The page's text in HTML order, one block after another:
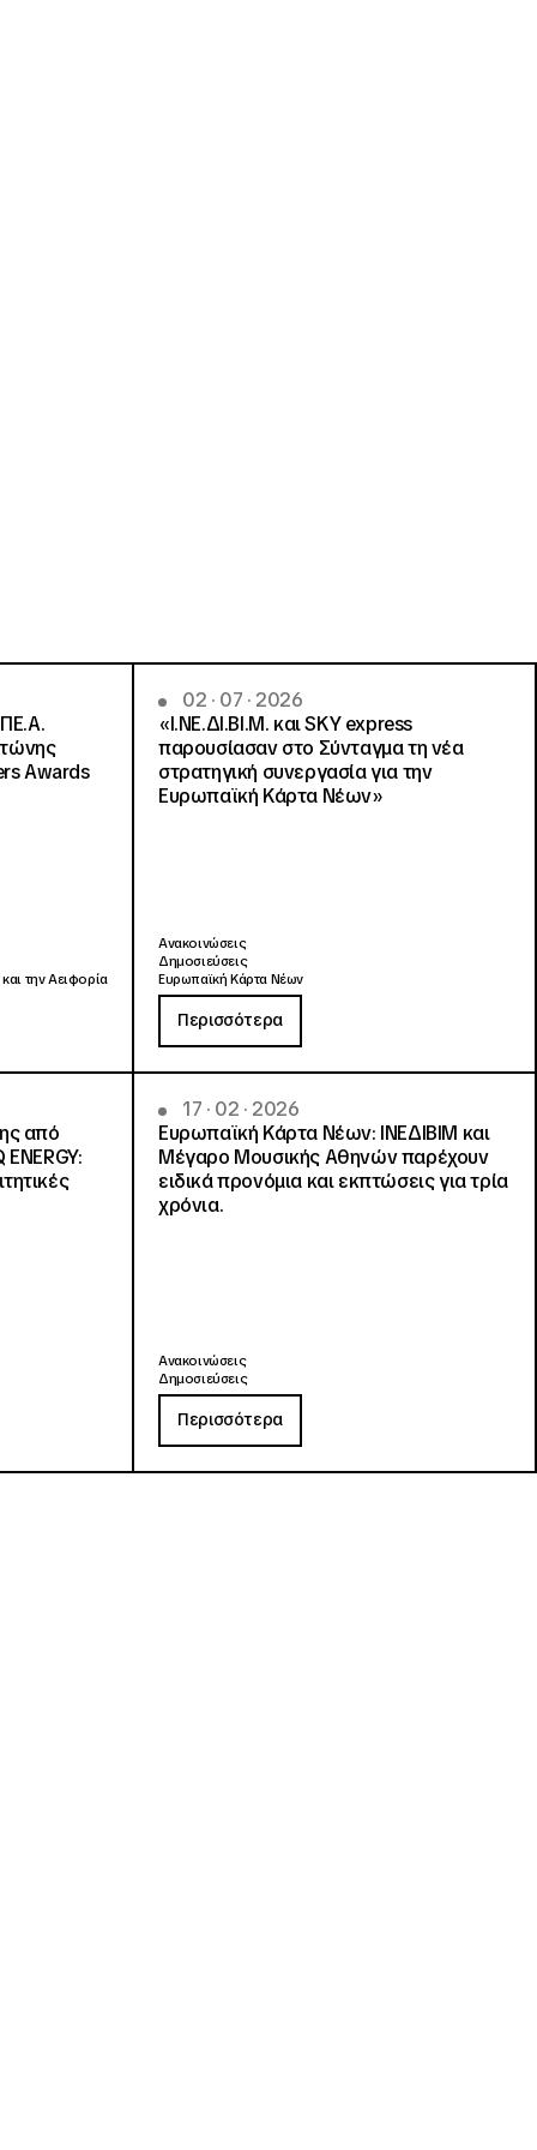
Awards
την Αειφορία
02 · 07 · 2026
«Ι.ΝΕ.ΔΙ.ΒΙ.Μ. και SKY express
παρουσίασαν στο Σύνταγμα τη νέα
στρατηγική συνεργασία για την
Ευρωπαϊκή Κάρτα Νέων»
Ανακοινώσεις
Δημοσιεύσεις
Ευρωπαϊκή Κάρτα Νέων
Περισσότερα
από
17 · 02 · 2026
Ευρωπαϊκή Κάρτα Νέων: ΙΝΕΔΙΒΙΜ και
Μέγαρο Μουσικής Αθηνών παρέχουν
ειδικά προνόμια και εκπτώσεις για τρία
χρόνια.
Ανακοινώσεις
Δημοσιεύσεις
Περισσότερα